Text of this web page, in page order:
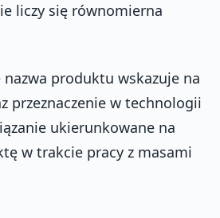
liczy się równomierna
produktu wskazuje na
przeznaczenie w technologii
ukierunkowane na
w trakcie pracy z masami